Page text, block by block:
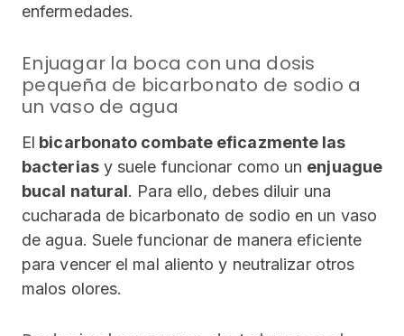
enfermedades.
Enjuagar la boca con una dosis
pequeña de bicarbonato de sodio a
un vaso de agua
El bicarbonato combate eficazmente las
bacteriasy suele funcionar como un enjuague
bucal natural. Para ello, debes diluir una
cucharada de bicarbonato de sodio en un vaso
de agua. Suele funcionar de manera eficiente
para vencer el mal aliento y neutralizar otros
malos olores.